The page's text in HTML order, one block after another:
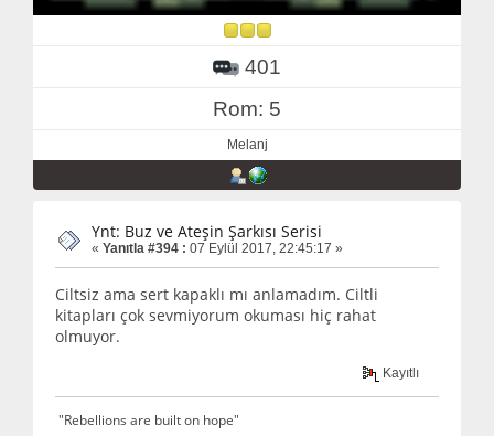
401
Rom: 5
Melanj
Ynt: Buz ve Ateşin Şarkısı Serisi
« Yanıtla #394 : 07 Eylül 2017, 22:45:17 »
Ciltsiz ama sert kapaklı mı anlamadım. Ciltli
kitapları çok sevmiyorum okuması hiç rahat
olmuyor.
Kayıtlı
"Rebellions are built on hope"